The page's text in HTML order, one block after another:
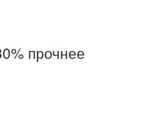
прочнее